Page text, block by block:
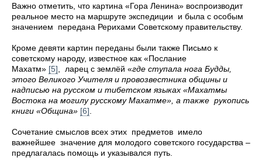
Важно отметить, что картина «Гора Ленина» воспроизводит
реальное место на маршруте экспедиции и была с особым
значением передана Рерихами Советскому правительству.
Кроме девяти картин переданы были также Письмо к
советскому народу, известное как «Послание
Махатм» [5] , ларец с землёй «где ступала нога Будды,
этого Великого Учителя и провозвестника общины и
надписью на русском и тибетском языках «Махатмы
Востока на могилу русскому Махатме», а также рукопись
книги «Община» [6]
Сочетание смыслов всех этих предметов имело
важнейшее значение для молодого советского государства –
предлагалась помощь и указывался путь.